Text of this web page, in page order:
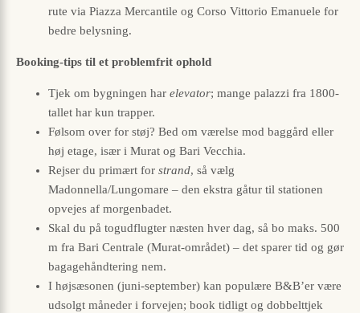
rute via Piazza Mercantile og Corso Vittorio Emanuele for
bedre belysning.
Booking-tips til et problemfrit ophold
Tjek om bygningen har elevator; mange palazzi fra 1800-
tallet har kun trapper.
Følsom over for støj? Bed om værelse mod baggård eller
høj etage, især i Murat og Bari Vecchia.
Rejser du primært for strand, så vælg
Madonnella/Lungomare – den ekstra gåtur til stationen
opvejes af morgenbadet.
Skal du på togudflugter næsten hver dag, så bo maks. 500
m fra Bari Centrale (Murat-området) – det sparer tid og gør
bagagehåndtering nem.
I højsæsonen (juni-september) kan populære B&B’er være
udsolgt måneder i forvejen; book tidligt og dobbelttjek